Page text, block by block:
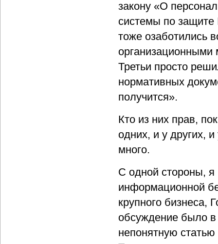
закону «О
системы по защите
тоже озаботились
Третьи просто
нормативных
получится».
Кто из них прав,
одних, и у других,
много.
С одной стороны, я
информационной
крупного бизнеса,
обсуждение было
непонятную